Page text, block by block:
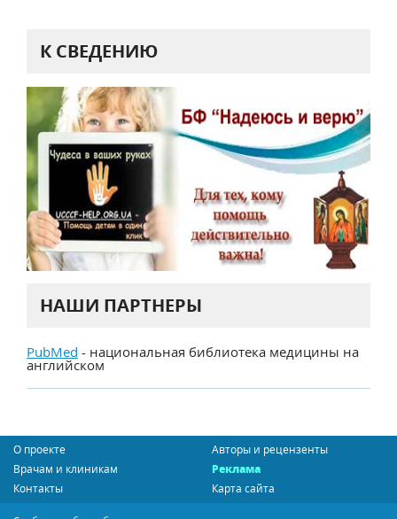
К СВЕДЕНИЮ
НАШИ ПАРТНЕРЫ
PubMed - национальная библиотека медицины на
английском
О проекте
Авторы и рецензенты
Врачам и клиникам
Реклама
Контакты
Карта сайта